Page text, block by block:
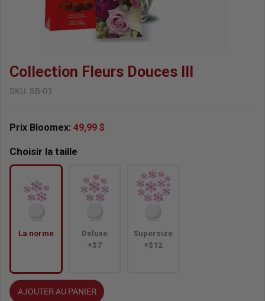
Collection Fleurs Douces III
SKU: SB-03
Prix Bloomex: 49,99 $
Choisir la taille
La norme
Deluxe
+$7
Supersize
+$12
AJOUTER AU PANIER